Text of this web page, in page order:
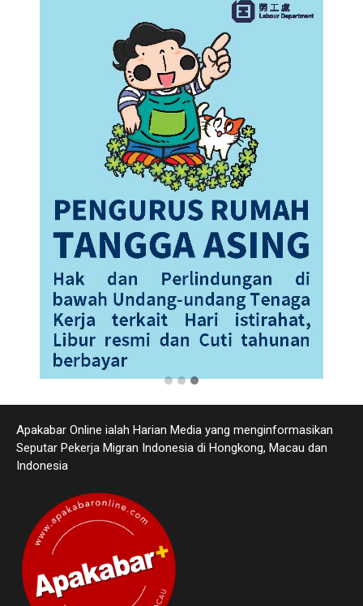
Apakabar Online ialah Harian Media yang menginformasikan
Seputar Pekerja Migran Indonesia di Hongkong, Macau dan
Indonesia